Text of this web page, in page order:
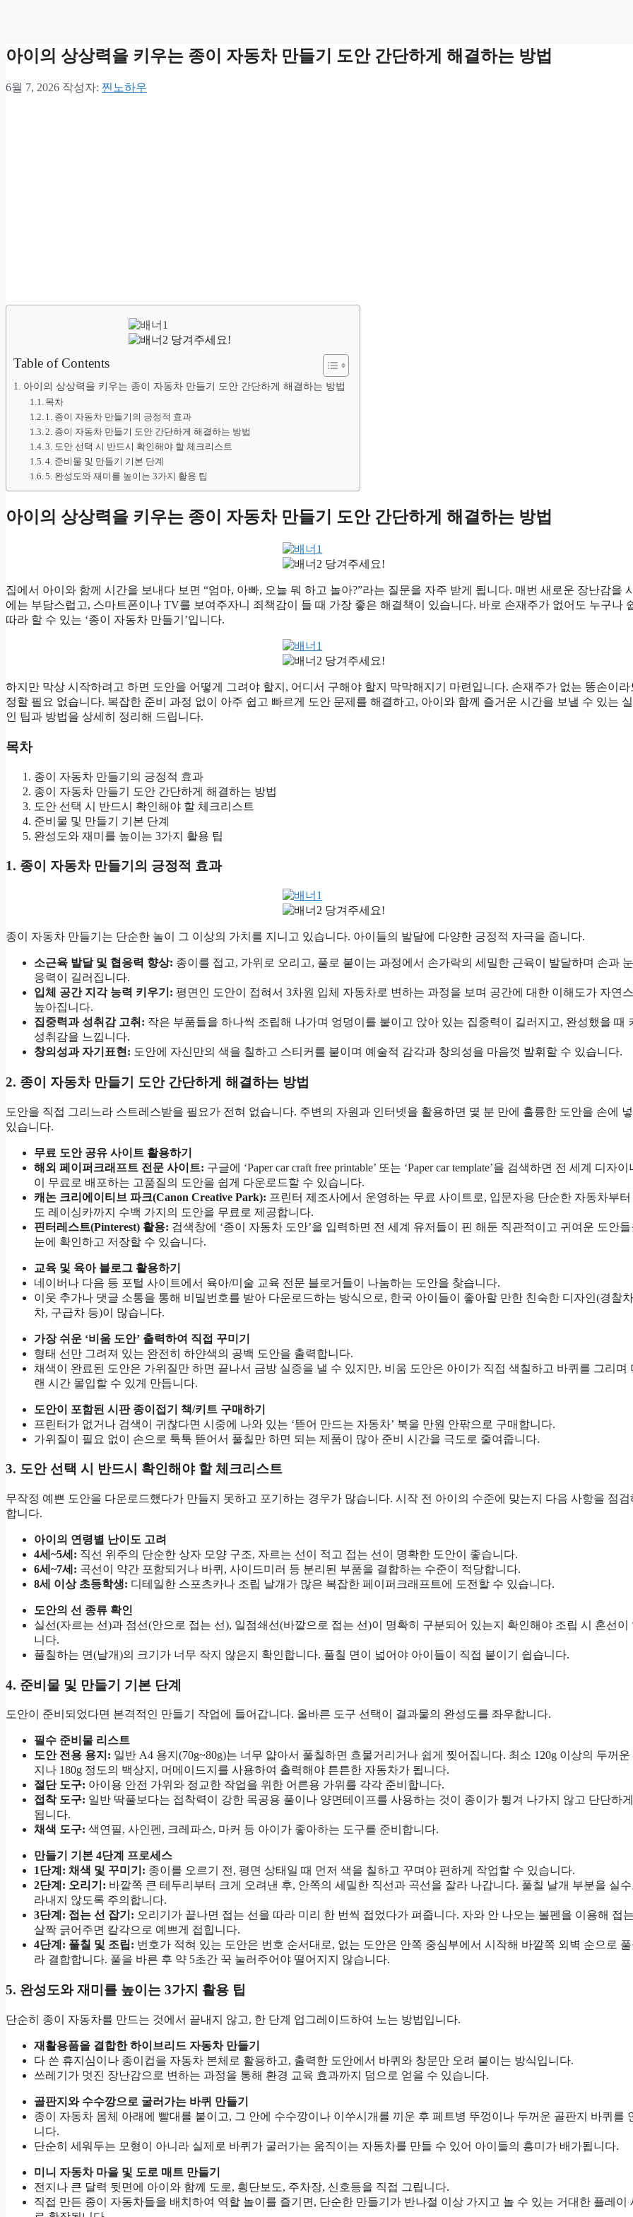
아이의 상상력을 키우는 종이 자동차 만들기 도안 간단하게 해결하는 방법
6월 7, 2026 작성자: 찐노하우
당겨주세요!
Table of Contents
아이의 상상력을 키우는 종이 자동차 만들기 도안 간단하게 해결하는 방법
목차
1. 종이 자동차 만들기의 긍정적 효과
2. 종이 자동차 만들기 도안 간단하게 해결하는 방법
3. 도안 선택 시 반드시 확인해야 할 체크리스트
4. 준비물 및 만들기 기본 단계
5. 완성도와 재미를 높이는 3가지 활용 팁
아이의 상상력을 키우는 종이 자동차 만들기 도안 간단하게 해결하는 방법
당겨주세요!
집에서 아이와 함께 시간을 보내다 보면 “엄마, 아빠, 오늘 뭐 하고 놀아?”라는 질문을 자주 받게 됩니다. 매번 새로운 장난감을
에는 부담스럽고, 스마트폰이나 TV를 보여주자니 죄책감이 들 때 가장 좋은 해결책이 있습니다. 바로 손재주가 없어도 누구나
따라 할 수 있는 ‘종이 자동차 만들기’입니다.
당겨주세요!
하지만 막상 시작하려고 하면 도안을 어떻게 그려야 할지, 어디서 구해야 할지 막막해지기 마련입니다. 손재주가 없는 똥손이라
정할 필요 없습니다. 복잡한 준비 과정 없이 아주 쉽고 빠르게 도안 문제를 해결하고, 아이와 함께 즐거운 시간을 보낼 수 있는
인 팁과 방법을 상세히 정리해 드립니다.
목차
종이 자동차 만들기의 긍정적 효과
종이 자동차 만들기 도안 간단하게 해결하는 방법
도안 선택 시 반드시 확인해야 할 체크리스트
준비물 및 만들기 기본 단계
완성도와 재미를 높이는 3가지 활용 팁
1. 종이 자동차 만들기의 긍정적 효과
당겨주세요!
종이 자동차 만들기는 단순한 놀이 그 이상의 가치를 지니고 있습니다. 아이들의 발달에 다양한 긍정적 자극을 줍니다.
소근육 발달 및 협응력 향상: 종이를 접고, 가위로 오리고, 풀로 붙이는 과정에서 손가락의 세밀한 근육이 발달하며 손과
응력이 길러집니다.
입체 공간 지각 능력 키우기: 평면인 도안이 접혀서 3차원 입체 자동차로 변하는 과정을 보며 공간에 대한 이해도가 자연스
높아집니다.
집중력과 성취감 고취: 작은 부품들을 하나씩 조립해 나가며 엉덩이를 붙이고 앉아 있는 집중력이 길러지고, 완성했을 때
성취감을 느낍니다.
창의성과 자기표현: 도안에 자신만의 색을 칠하고 스티커를 붙이며 예술적 감각과 창의성을 마음껏 발휘할 수 있습니다.
2. 종이 자동차 만들기 도안 간단하게 해결하는 방법
도안을 직접 그리느라 스트레스받을 필요가 전혀 없습니다. 주변의 자원과 인터넷을 활용하면 몇 분 만에 훌륭한 도안을 손에
있습니다.
무료 도안 공유 사이트 활용하기
해외 페이퍼크래프트 전문 사이트: 구글에 ‘Paper car craft free printable’ 또는 ‘Paper car template’을 검색하면 전 세계 디자이
이 무료로 배포하는 고품질의 도안을 쉽게 다운로드할 수 있습니다.
캐논 크리에이티브 파크(Canon Creative Park): 프린터 제조사에서 운영하는 무료 사이트로, 입문자용 단순한 자동차부
도 레이싱카까지 수백 가지의 도안을 무료로 제공합니다.
핀터레스트(Pinterest) 활용: 검색창에 ‘종이 자동차 도안’을 입력하면 전 세계 유저들이 핀 해둔 직관적이고 귀여운 도안
눈에 확인하고 저장할 수 있습니다.
교육 및 육아 블로그 활용하기
네이버나 다음 등 포털 사이트에서 육아/미술 교육 전문 블로거들이 나눔하는 도안을 찾습니다.
이웃 추가나 댓글 소통을 통해 비밀번호를 받아 다운로드하는 방식으로, 한국 아이들이 좋아할 만한 친숙한 디자인(경찰
차, 구급차 등)이 많습니다.
가장 쉬운 ‘비움 도안’ 출력하여 직접 꾸미기
형태 선만 그려져 있는 완전히 하얀색의 공백 도안을 출력합니다.
채색이 완료된 도안은 가위질만 하면 끝나서 금방 실증을 낼 수 있지만, 비움 도안은 아이가 직접 색칠하고 바퀴를 그리며
랜 시간 몰입할 수 있게 만듭니다.
도안이 포함된 시판 종이접기 책/키트 구매하기
프린터가 없거나 검색이 귀찮다면 시중에 나와 있는 ‘뜯어 만드는 자동차’ 북을 만원 안팎으로 구매합니다.
가위질이 필요 없이 손으로 툭툭 뜯어서 풀칠만 하면 되는 제품이 많아 준비 시간을 극도로 줄여줍니다.
3. 도안 선택 시 반드시 확인해야 할 체크리스트
무작정 예쁜 도안을 다운로드했다가 만들지 못하고 포기하는 경우가 많습니다. 시작 전 아이의 수준에 맞는지 다음 사항을 점검
합니다.
아이의 연령별 난이도 고려
4세~5세: 직선 위주의 단순한 상자 모양 구조, 자르는 선이 적고 접는 선이 명확한 도안이 좋습니다.
6세~7세: 곡선이 약간 포함되거나 바퀴, 사이드미러 등 분리된 부품을 결합하는 수준이 적당합니다.
8세 이상 초등학생: 디테일한 스포츠카나 조립 날개가 많은 복잡한 페이퍼크래프트에 도전할 수 있습니다.
도안의 선 종류 확인
실선(자르는 선)과 점선(안으로 접는 선), 일점쇄선(바깥으로 접는 선)이 명확히 구분되어 있는지 확인해야 조립 시 혼선이
니다.
풀칠하는 면(날개)의 크기가 너무 작지 않은지 확인합니다. 풀칠 면이 넓어야 아이들이 직접 붙이기 쉽습니다.
4. 준비물 및 만들기 기본 단계
도안이 준비되었다면 본격적인 만들기 작업에 들어갑니다. 올바른 도구 선택이 결과물의 완성도를 좌우합니다.
필수 준비물 리스트
도안 전용 용지: 일반 A4 용지(70g~80g)는 너무 얇아서 풀칠하면 흐물거리거나 쉽게 찢어집니다. 최소 120g 이상의 두꺼운
지나 180g 정도의 백상지, 머메이드지를 사용하여 출력해야 튼튼한 자동차가 됩니다.
절단 도구: 아이용 안전 가위와 정교한 작업을 위한 어른용 가위를 각각 준비합니다.
접착 도구: 일반 딱풀보다는 접착력이 강한 목공용 풀이나 양면테이프를 사용하는 것이 종이가 튕겨 나가지 않고 단단하
됩니다.
채색 도구: 색연필, 사인펜, 크레파스, 마커 등 아이가 좋아하는 도구를 준비합니다.
만들기 기본 4단계 프로세스
1단계: 채색 및 꾸미기: 종이를 오르기 전, 평면 상태일 때 먼저 색을 칠하고 꾸며야 편하게 작업할 수 있습니다.
2단계: 오리기: 바깥쪽 큰 테두리부터 크게 오려낸 후, 안쪽의 세밀한 직선과 곡선을 잘라 나갑니다. 풀칠 날개 부분을 실
라내지 않도록 주의합니다.
3단계: 접는 선 잡기: 오리기가 끝나면 접는 선을 따라 미리 한 번씩 접었다가 펴줍니다. 자와 안 나오는 볼펜을 이용해 접
살짝 긁어주면 칼각으로 예쁘게 접힙니다.
4단계: 풀칠 및 조립: 번호가 적혀 있는 도안은 번호 순서대로, 없는 도안은 안쪽 중심부에서 시작해 바깥쪽 외벽 순으로
라 결합합니다. 풀을 바른 후 약 5초간 꾹 눌러주어야 떨어지지 않습니다.
5. 완성도와 재미를 높이는 3가지 활용 팁
단순히 종이 자동차를 만드는 것에서 끝내지 않고, 한 단계 업그레이드하여 노는 방법입니다.
재활용품을 결합한 하이브리드 자동차 만들기
다 쓴 휴지심이나 종이컵을 자동차 본체로 활용하고, 출력한 도안에서 바퀴와 창문만 오려 붙이는 방식입니다.
쓰레기가 멋진 장난감으로 변하는 과정을 통해 환경 교육 효과까지 덤으로 얻을 수 있습니다.
골판지와 수수깡으로 굴러가는 바퀴 만들기
종이 자동차 몸체 아래에 빨대를 붙이고, 그 안에 수수깡이나 이쑤시개를 끼운 후 페트병 뚜껑이나 두꺼운 골판지 바퀴를
니다.
단순히 세워두는 모형이 아니라 실제로 바퀴가 굴러가는 움직이는 자동차를 만들 수 있어 아이들의 흥미가 배가됩니다.
미니 자동차 마을 및 도로 매트 만들기
전지나 큰 달력 뒷면에 아이와 함께 도로, 횡단보도, 주차장, 신호등을 직접 그립니다.
직접 만든 종이 자동차들을 배치하여 역할 놀이를 즐기면, 단순한 만들기가 반나절 이상 가지고 놀 수 있는 거대한 플레이